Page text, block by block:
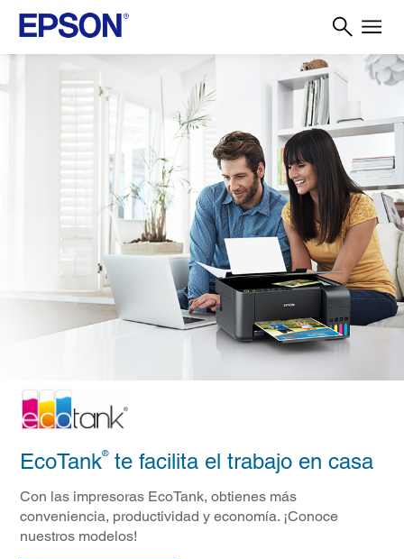
EcoTank®te facilita el trabajo en casa
Con las impresoras EcoTank, obtienes más
conveniencia, productividad y economía. ¡Conoce
nuestros modelos!​